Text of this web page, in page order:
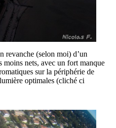
revanche (selon moi) d’un
moins nets, avec un fort manque
sur la périphérie de
optimales (cliché ci